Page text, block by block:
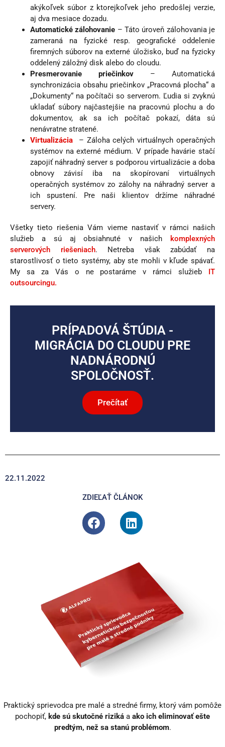
akýkoľvek súbor z ktorejkoľvek jeho predošlej verzie,
aj dva mesiace dozadu.
Automatické zálohovanie – Táto úroveň zálohovania je
zameraná na fyzické resp. geografické oddelenie
firemných súborov na externé úložisko, buď na fyzicky
oddelený záložný disk alebo do cloudu.
Presmerovanie priečinkov – Automatická
synchronizácia obsahu priečinkov „Pracovná plocha“ a
„Dokumenty“ na počítači so serverom. Ľudia si zvyknú
ukladať súbory najčastejšie na pracovnú plochu a do
dokumentov, ak sa ich počítač pokazí, dáta sú
nenávratne stratené.
Virtualizácia
– Záloha celých virtuálnych operačných
systémov na externé médium. V prípade havárie stačí
zapojiť náhradný server s podporou virtualizácie a doba
obnovy závisí iba na skopírovaní virtuálnych
operačných systémov zo zálohy na náhradný server a
ich spustení. Pre naši klientov držíme náhradné
servery.
Všetky tieto riešenia Vám vieme nastaviť v rámci našich
služieb a sú aj obsiahnuté v našich
komplexných
serverových riešeniach. Netreba však zabúdať na
starostlivosť o tieto systémy, aby ste mohli v kľude spávať.
My sa za Vás o ne postaráme v rámci služieb IT
outsourcingu.
PRÍPADOVÁ ŠTÚDIA -
MIGRÁCIA DO CLOUDU PRE
NADNÁRODNÚ
SPOLOČNOSŤ.
Prečítať
22.11.2022
ZDIEĽAŤ ČLÁNOK
Praktický sprievodca pre malé a stredné firmy, ktorý vám pomôže
pochopiť, kde sú skutočné riziká a ako ich eliminovať ešte
predtým, než sa stanú problémom.